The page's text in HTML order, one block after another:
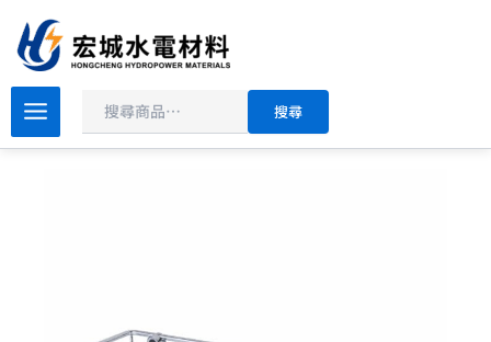
要
容
尋
搜尋
始
價
目
前
價
DAY&DAY
衛
浴